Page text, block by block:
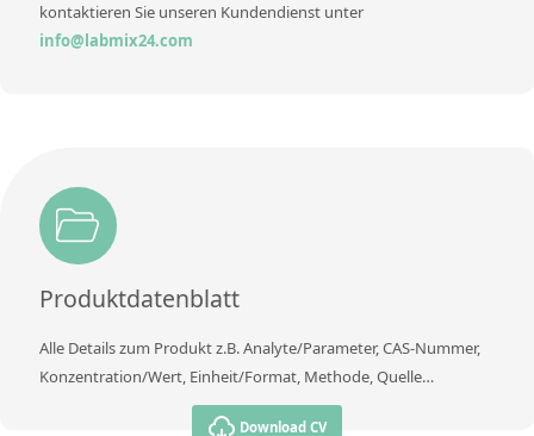
kontaktieren Sie unseren Kundendienst unter
info@labmix24.com
Produktdatenblatt
Alle Details zum Produkt z.B. Analyte/Parameter, CAS-Nummer,
Konzentration/Wert, Einheit/Format, Methode, Quelle…
Download CV